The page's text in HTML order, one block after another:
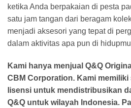
ketika Anda berpakaian di pesta
satu jam tangan dari beragam
menjadi aksesori yang tepat di
dalam aktivitas apa pun di
Kami hanya menjual Q&Q
CBM Corporation. Kami
lisensi untuk mendistribusikan
Q&Q untuk wilayah Indonesia.